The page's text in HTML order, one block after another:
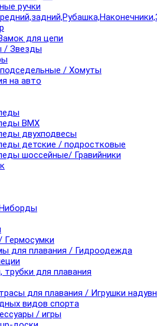
ручки
для цепи
/ Звезды
/ Хомуты
на авто
BMX
двухподвесы
детские / подростковые
шоссейные/ Гравийники
Гермосумки
для плавания / Гидроодежда
трубки для плавания
для плавания / Игрушки
видов спорта
/ игры